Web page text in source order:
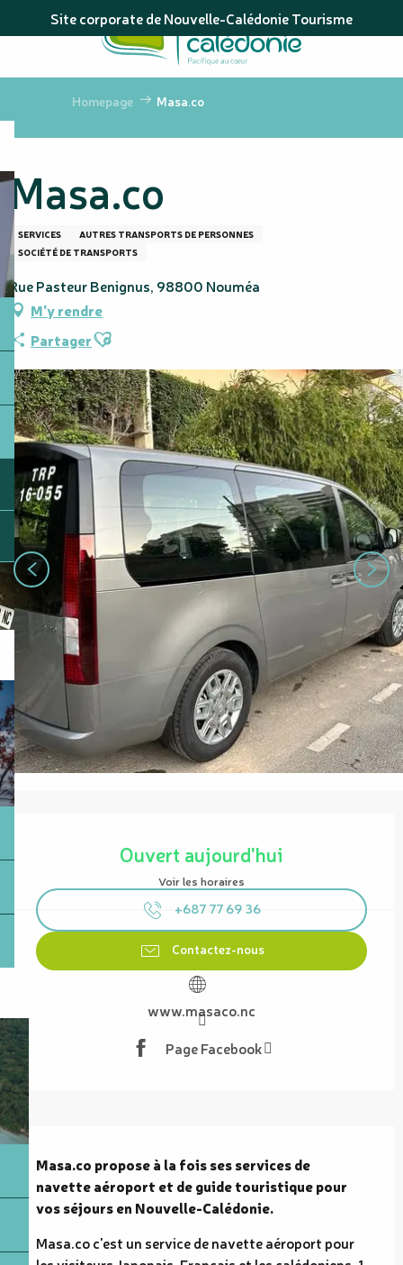
au
principal
Site corporate de Nouvelle-Calédonie Tourisme
Homepage Masa.co
Masa.co
SERVICES
AUTRES TRANSPORTS DE PERSONNES
SOCIÉTÉ DE TRANSPORTS
Rue Pasteur Benignus, 98800 Nouméa
M'y rendre
PartagerAjouter aux favoris
Ouvert aujourd'hui
Voir les horaires
+687 77 69 36
Contactez-nous
www.masaco.nc
Page Facebook
Description
Masa.co propose à la fois ses services de
navette aéroport et de guide touristique pour
vos séjours en Nouvelle-Calédonie.
Masa.co c'est un service de navette aéroport pour